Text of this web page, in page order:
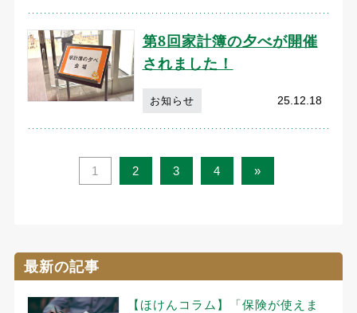
第8回家計簿の夕べが開催
されました！
お知らせ 25.12.18
1 2 3 4 »
最新の記事
【ほけんコラム】「保険が使えま